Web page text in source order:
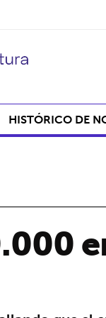
HISTÓRICO DE